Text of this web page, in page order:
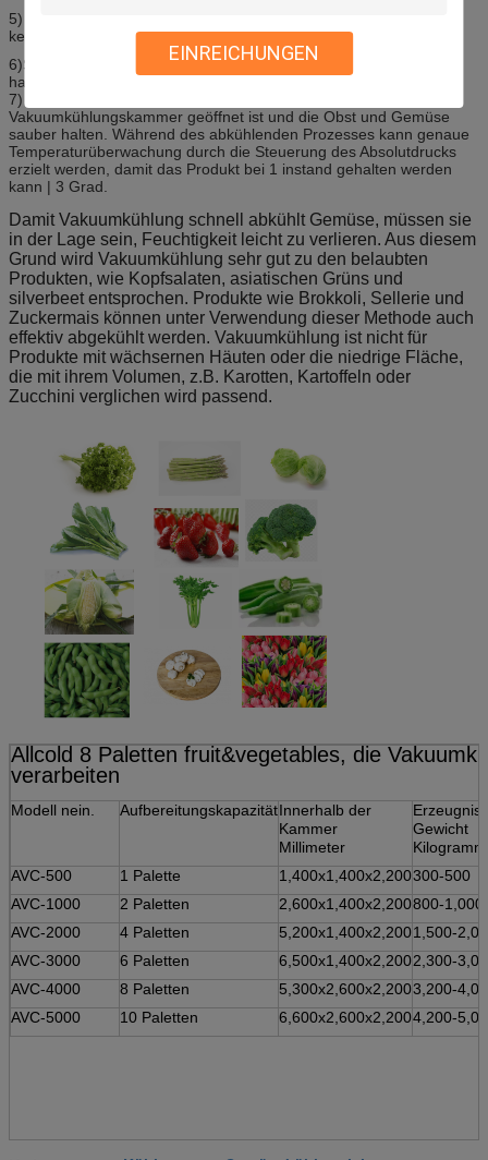
EINREICHUNGEN
5) Die entfernte Feuchtigkeit erklärt nur 2%-3% des Gewichts,
keines lokalen Trockners und der Deformation.
6)Schuld zur Vorkühlung, die Blumen kann eine längere Lagerung
halten. Löst auch die logistische Herausforderung.
7) kann
Vakuumkühlungskammer geöffnet ist und die Obst und Gemüse
sauber halten. Während des abkühlenden Prozesses kann genaue
Temperaturüberwachung durch die Steuerung des Absolutdrucks
erzielt werden, damit das Produkt bei 1 instand gehalten werden
kann | 3 Grad.
Damit Vakuumkühlung schnell abkühlt Gemüse, müssen sie
in der Lage sein, Feuchtigkeit leicht zu verlieren. Aus diesem
Grund wird Vakuumkühlung sehr gut zu den belaubten
Produkten, wie Kopfsalaten, asiatischen Grüns und
silverbeet entsprochen. Produkte wie Brokkoli, Sellerie und
Zuckermais können unter Verwendung dieser Methode auch
effektiv abgekühlt werden. Vakuumkühlung ist nicht für
Produkte mit wächsernen Häuten oder die niedrige Fläche,
die mit ihrem Volumen, z.B. Karotten, Kartoffeln oder
Zucchini verglichen wird passend.
Allcold 8 Paletten fruit&vegetables, die
verarbeiten
Modell nein. AufbereitungskapazitätInnerhalb der
Kammer
Millimeter
Erzeugnis-
Gewicht
Kilogramm
AVC-500
1 Palette 1,400x1,400x2,200300-500
AVC-1000
2 Paletten 2,600x1,400x2,200800-1,000
AVC-2000
4 Paletten 5,200x1,400x2,2001,500-
AVC-3000
6 Paletten 6,500x1,400x2,2002,300-
AVC-4000
8 Paletten 5,300x2,600x2,2003,200-
AVC-5000
10 Paletten 6,600x2,600x2,2004,200-